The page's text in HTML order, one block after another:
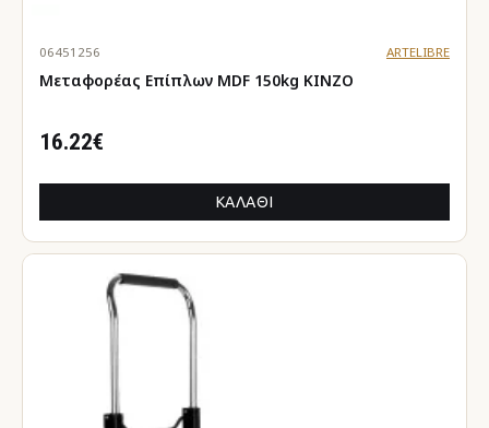
06451256 ARTELIBRE
Μεταφορέας Επίπλων MDF 150kg KINZO
16.22€
ΚΑΛΆΘΙ